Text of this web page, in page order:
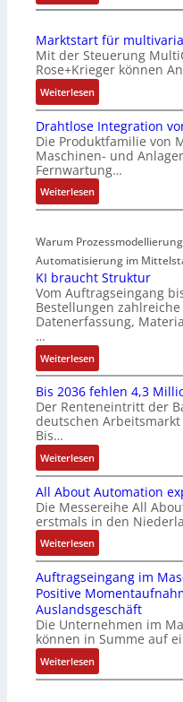
S
n
s
o
r
-
n
t
e
g
r
t
i
o
n
i
F
a
n
u
c
C
-
S
y
t
e
m
e
I
C
6
2
4
4
-
Z
e
r
t
f
i
z
i
e
u
n
b
e
ä
t
i
g
R
e
i
f
e
g
a
Marktstart für
Mit der Steuerung
Rose+Krieger können
Weiterlesen:
M
a
r
k
t
s
t
r
t
f
ü
r
m
u
l
t
i
v
r
i
b
l
e
S
e
u
e
r
u
n
Drahtlose Integration
Die Produktfamilie von
Maschinen- und
Fernwartung…
Weiterlesen:
D
a
h
t
l
o
s
e
I
n
t
e
g
r
a
t
i
o
n
v
o
n
A
G
V
u
n
d
Warum
Automatisierung im
KI braucht Struktur
Vom Auftragseingang
Bestellungen zahlreiche
Datenerfassung,
…
Weiterlesen:
K
I
b
r
a
u
c
h
t
S
t
r
u
k
t
u
r
Bis 2036 fehlen 4,3
Der Renteneintritt der
deutschen
Bis…
Weiterlesen:
B
i
s
2
0
3
6
f
e
h
l
e
n
All About Automation
Die Messereihe All
erstmals in den
Weiterlesen:
A
l
l
A
b
o
u
t
Auftragseingang im
Positive
Auslandsgeschäft
Die Unternehmen im
können in Summe auf
Weiterlesen:
A